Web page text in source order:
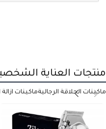
منتجات العناية
ماكينات الحلاقة الرجاليةماكينات